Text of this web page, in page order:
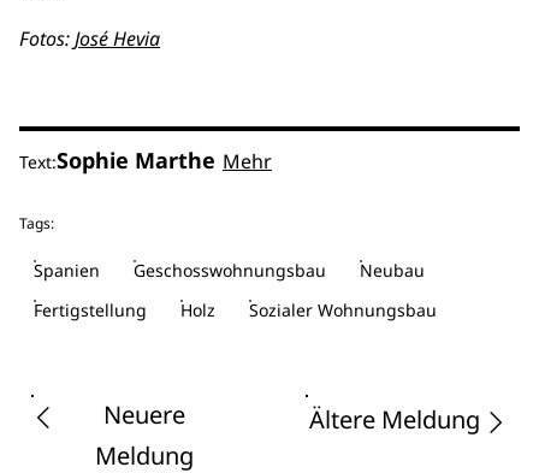
Fotos:José Hevia
Text:Sophie Marthe Mehr
Tags:
Spanien Geschosswohnungsbau
Neubau
Fertigstellung
Holz Sozialer Wohnungsbau
Neuere
Meldung
Ältere Meldung